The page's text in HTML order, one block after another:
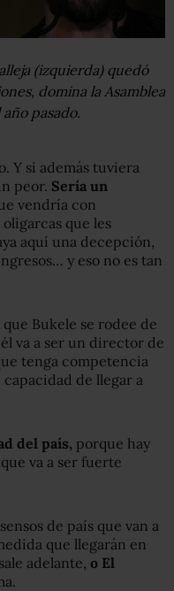
(izquierda) quedó
domina la Asamblea
pasado.
Y si además tuviera
peor. Sería un
vendría con
que les
aquí una decepción,
y eso no es tan
que Bukele se rodee de
va a ser un director de
tenga competencia
de llegar a
del país, porque hay
va a ser fuerte
de país que van a
que llegarán en
adelante, o El